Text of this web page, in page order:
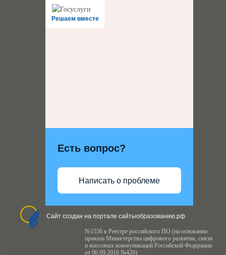
Решаем вместе
Есть вопрос?
Написать о проблеме
Сайт создан на портале сайтыобразованию.рф
№1556 в Реестре российского ПО (на основании
приказа Министерства цифрового развития, связи
и массовых коммуникаций Российской Федерации
от 06.09.2016 №426)